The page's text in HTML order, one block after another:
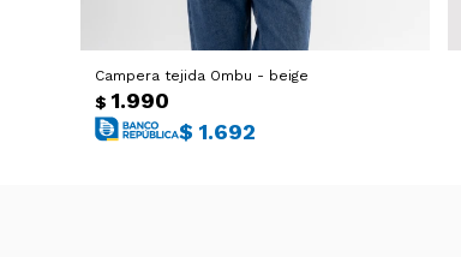
Campera tejida Ombu - beige
$ 1.990
$ 1.692